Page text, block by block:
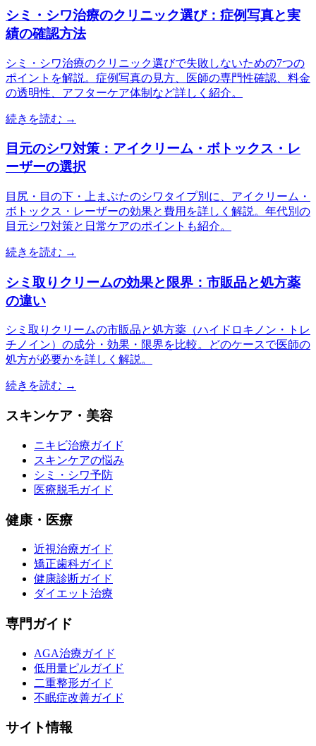
シミ・シワ治療のクリニック選び：症例写真と実
績の確認方法
シミ・シワ治療のクリニック選びで失敗しないための7つの
ポイントを解説。症例写真の見方、医師の専門性確認、料金
の透明性、アフターケア体制など詳しく紹介。
続きを読む →
目元のシワ対策：アイクリーム・ボトックス・レ
ーザーの選択
目尻・目の下・上まぶたのシワタイプ別に、アイクリーム・
ボトックス・レーザーの効果と費用を詳しく解説。年代別の
目元シワ対策と日常ケアのポイントも紹介。
続きを読む →
シミ取りクリームの効果と限界：市販品と処方薬
の違い
シミ取りクリームの市販品と処方薬（ハイドロキノン・トレ
チノイン）の成分・効果・限界を比較。どのケースで医師の
処方が必要かを詳しく解説。
続きを読む →
スキンケア・美容
ニキビ治療ガイド
スキンケアの悩み
シミ・シワ予防
医療脱毛ガイド
健康・医療
近視治療ガイド
矯正歯科ガイド
健康診断ガイド
ダイエット治療
専門ガイド
AGA治療ガイド
低用量ピルガイド
二重整形ガイド
不眠症改善ガイド
サイト情報